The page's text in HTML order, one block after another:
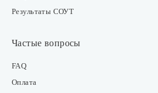
Результаты СОУТ
Частые вопросы
FAQ
Оплата